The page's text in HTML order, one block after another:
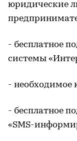
юридические
- бесплатное
системы
- необходимое
- бесплатное
«SMS-